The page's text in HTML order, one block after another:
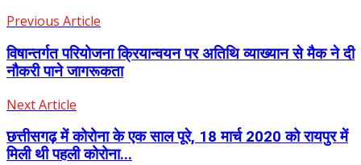
Previous Article
विषान्तर्गत परियोजना क्रियान्वयन पर अतिथि व्याख्यान से मैक ने दी
नौकरी पाने जागरूकता
Next Article
छत्तीसगढ़ में कोरोना के एक साल पूरे, 18 मार्च 2020 को रायपुर में
मिली थी पहली कोरोना...